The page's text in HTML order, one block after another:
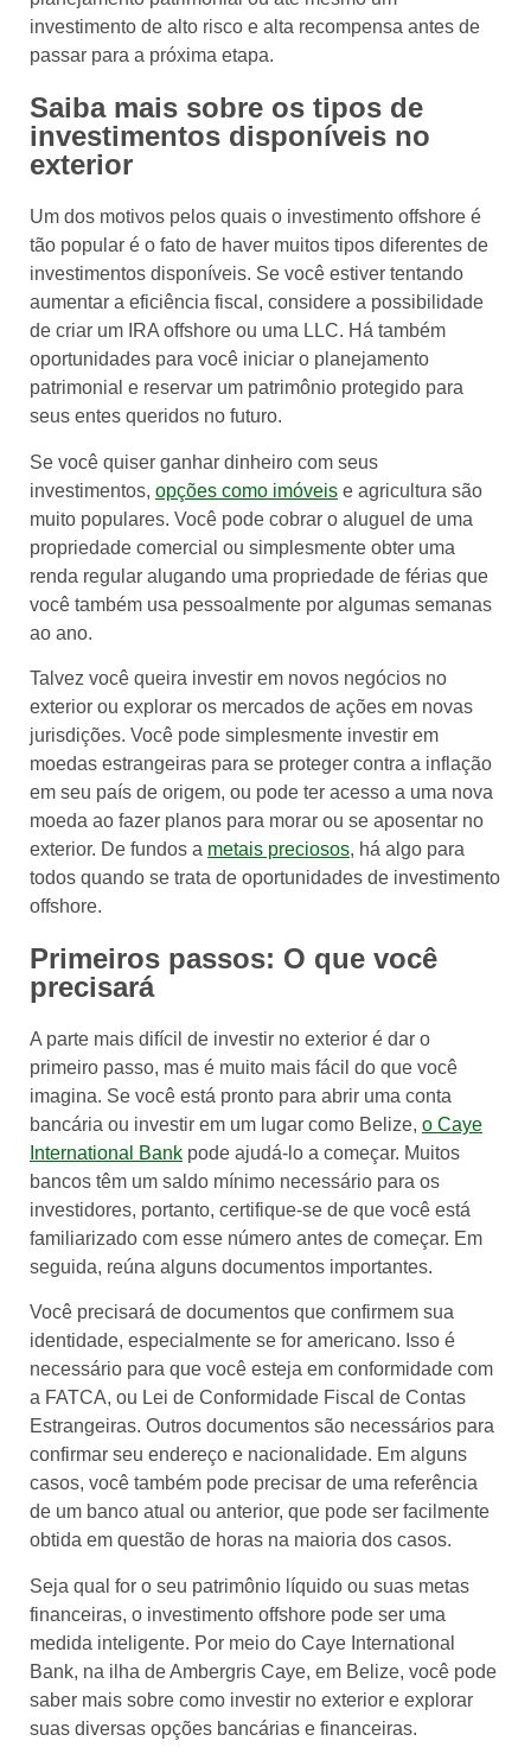
investimento de alto risco e alta recompensa antes de
passar para a próxima etapa.
Saiba mais sobre os tipos de
investimentos disponíveis no
exterior
Um dos motivos pelos quais o investimento offshore é
tão popular é o fato de haver muitos tipos diferentes de
investimentos disponíveis. Se você estiver tentando
aumentar a eficiência fiscal, considere a possibilidade
de criar um IRA offshore ou uma LLC. Há também
oportunidades para você iniciar o planejamento
patrimonial e reservar um patrimônio protegido para
seus entes queridos no futuro.
Se você quiser ganhar dinheiro com seus
investimentos, opções como imóveis e agricultura são
muito populares. Você pode cobrar o aluguel de uma
propriedade comercial ou simplesmente obter uma
renda regular alugando uma propriedade de férias que
você também usa pessoalmente por algumas semanas
ao ano.
Talvez você queira investir em novos negócios no
exterior ou explorar os mercados de ações em novas
jurisdições. Você pode simplesmente investir em
moedas estrangeiras para se proteger contra a inflação
em seu país de origem, ou pode ter acesso a uma nova
moeda ao fazer planos para morar ou se aposentar no
exterior. De fundos a metais preciosos, há algo para
todos quando se trata de oportunidades de investimento
offshore.
Primeiros passos: O que você
precisará
A parte mais difícil de investir no exterior é dar o
primeiro passo, mas é muito mais fácil do que você
imagina. Se você está pronto para abrir uma conta
bancária ou investir em um lugar como Belize, o Caye
International Bank pode ajudá-lo a começar. Muitos
bancos têm um saldo mínimo necessário para os
investidores, portanto, certifique-se de que você está
familiarizado com esse número antes de começar. Em
seguida, reúna alguns documentos importantes.
Você precisará de documentos que confirmem sua
identidade, especialmente se for americano. Isso é
necessário para que você esteja em conformidade com
a FATCA, ou Lei de Conformidade Fiscal de Contas
Estrangeiras. Outros documentos são necessários para
confirmar seu endereço e nacionalidade. Em alguns
casos, você também pode precisar de uma referência
de um banco atual ou anterior, que pode ser facilmente
obtida em questão de horas na maioria dos casos.
Seja qual for o seu patrimônio líquido ou suas metas
financeiras, o investimento offshore pode ser uma
medida inteligente. Por meio do Caye International
Bank, na ilha de Ambergris Caye, em Belize, você pode
saber mais sobre como investir no exterior e explorar
suas diversas opções bancárias e financeiras.